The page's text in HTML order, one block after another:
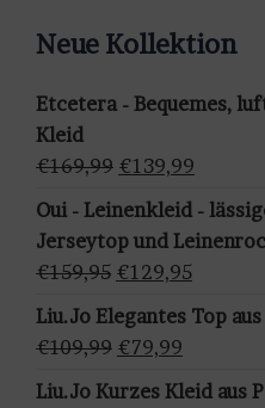
g
r
i
e
a
u
s
l
Neue Kollektion
Etcetera - Bequemes,
Kleid
€169,99 Ursprünglicher
Preis
€169,99
€139,99
Preis
ist:
Oui - Leinenkleid -
Jerseytop und
€159,95 Ursprünglicher
war:
€159,95
€129,95Aktueller
Preis
ist:
Liu.Jo Elegantes Top
€109,99 Ursprünglicher
€79,99
Preis
Liu.Jo Kurzes Kleid aus